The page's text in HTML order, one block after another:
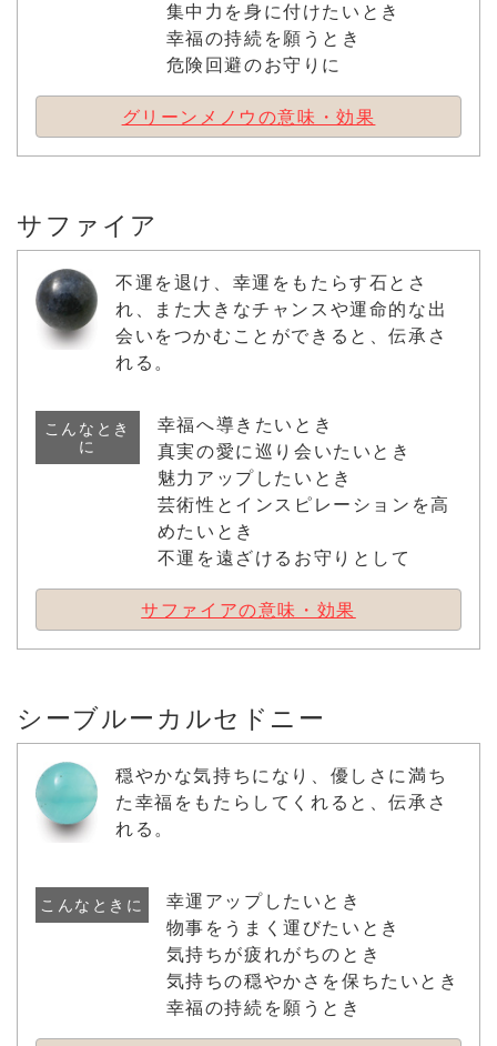
集中力を身に付けたいとき
幸福の持続を願うとき
危険回避のお守りに
グリーンメノウの意味・効果
サファイア
不運を退け、幸運をもたらす石とさ
れ、また大きなチャンスや運命的な出
会いをつかむことができると、伝承さ
れる。
こんなとき
に
幸福へ導きたいとき
真実の愛に巡り会いたいとき
魅力アップしたいとき
芸術性とインスピレーションを高
めたいとき
不運を遠ざけるお守りとして
サファイアの意味・効果
シーブルーカルセドニー
穏やかな気持ちになり、優しさに満ち
た幸福をもたらしてくれると、伝承さ
れる。
こんなときに
幸運アップしたいとき
物事をうまく運びたいとき
気持ちが疲れがちのとき
気持ちの穏やかさを保ちたいとき
幸福の持続を願うとき